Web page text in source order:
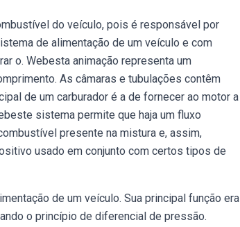
do veículo, pois é responsável por
de alimentação de um veículo e com
o. Webesta animação representa um
As câmaras e tubulações contêm
de um carburador é a de fornecer ao motor a
sistema permite que haja um fluxo
presente na mistura e, assim,
usado em conjunto com certos tipos de
de um veículo. Sua principal função era
o princípio de diferencial de pressão.